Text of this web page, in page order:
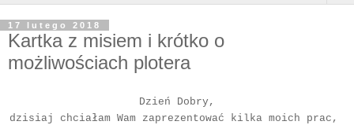
17 lutego 2018
Kartka z misiem i krótko o
możliwościach plotera
Dzień Dobry,
dzisiaj chciałam Wam zaprezentować kilka moich prac,